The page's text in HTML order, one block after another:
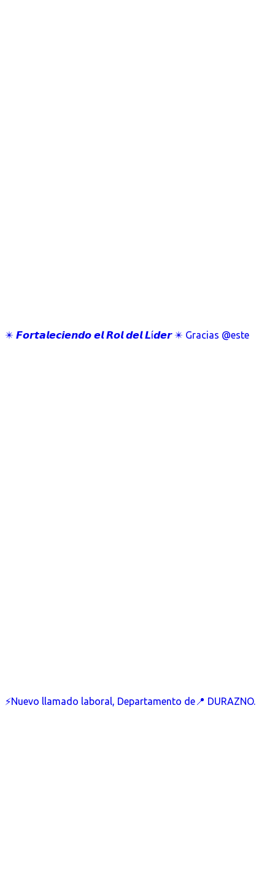
✴️ 𝙁𝙤𝙧𝙩𝙖𝙡𝙚𝙘𝙞𝙚𝙣𝙙𝙤 𝙚𝙡 𝙍𝙤𝙡 𝙙𝙚𝙡 𝙇í𝙙𝙚𝙧 ✴️ Gracias @este
⚡Nuevo llamado laboral, Departamento de📍 DURAZNO.